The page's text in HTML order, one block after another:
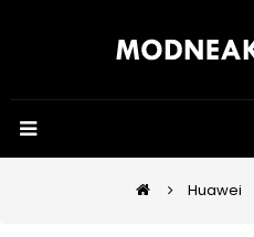
Huawei